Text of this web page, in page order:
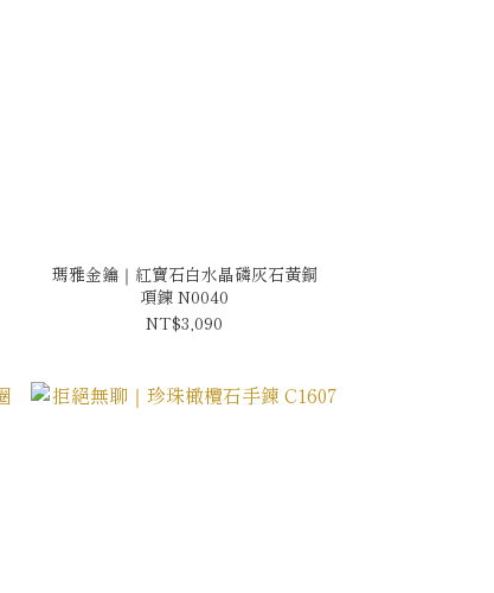
瑪雅金鑰｜紅寶石白水晶磷灰石黃銅
項鍊 N0040
NT$3,090